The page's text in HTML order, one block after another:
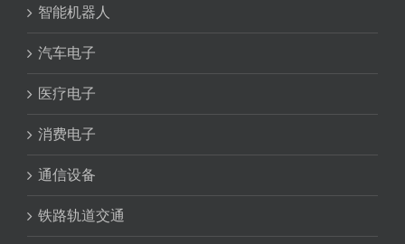
智能机器人
汽车电子
医疗电子
消费电子
通信设备
铁路轨道交通